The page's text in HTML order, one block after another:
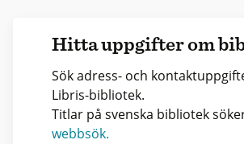
Hitta uppgifter om
Sök adress- och
Libris-bibliotek.
Titlar på svenska bibliotek
webbsök.